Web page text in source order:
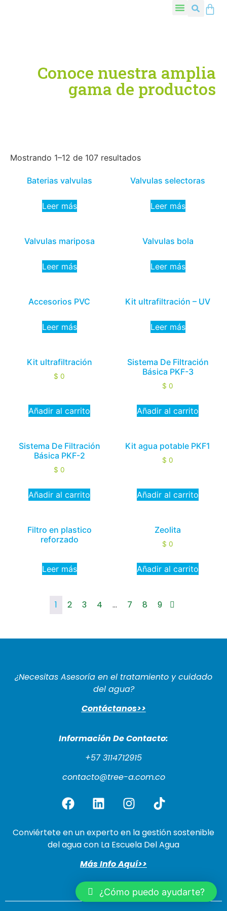
Conoce nuestra amplia
gama de productos
Mostrando 1–12 de 107 resultados
Baterias valvulas
Leer más
Valvulas selectoras
Leer más
Valvulas mariposa
Leer más
Valvulas bola
Leer más
Accesorios PVC
Leer más
Kit ultrafiltración – UV
Leer más
Kit ultrafiltración
$ 0
Añadir al carrito
Sistema De Filtración
Básica PKF-3
$ 0
Añadir al carrito
Sistema De Filtración
Básica PKF-2
$ 0
Añadir al carrito
Kit agua potable PKF1
$ 0
Añadir al carrito
Filtro en plastico
reforzado
Leer más
Zeolita
$ 0
Añadir al carrito
1 2 3 4 … 7 8 9
¿Necesitas Asesoría en el tratamiento y cuidado
del agua?
Contáctanos>>
Información De Contacto:
+57 3114712915
contacto@tree-a.com.co
Conviértete en un experto en la gestión sostenible
del agua con La Escuela Del Agua
Más Info Aquí>>
¿Cómo puedo ayudarte?